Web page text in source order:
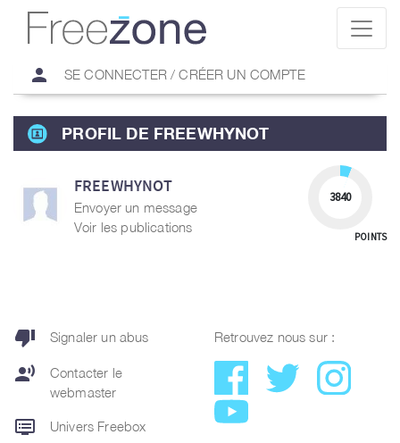
person SE CONNECTER / CRÉER UN COMPTE
PROFIL DE FREEWHYNOT
FREEWHYNOT
Envoyer un message
Voir les publications
3840
POINTS
thumb_down Signaler un abus
record_voice_over
Contacter le
webmaster
dvr Univers Freebox
Retrouvez nous sur :